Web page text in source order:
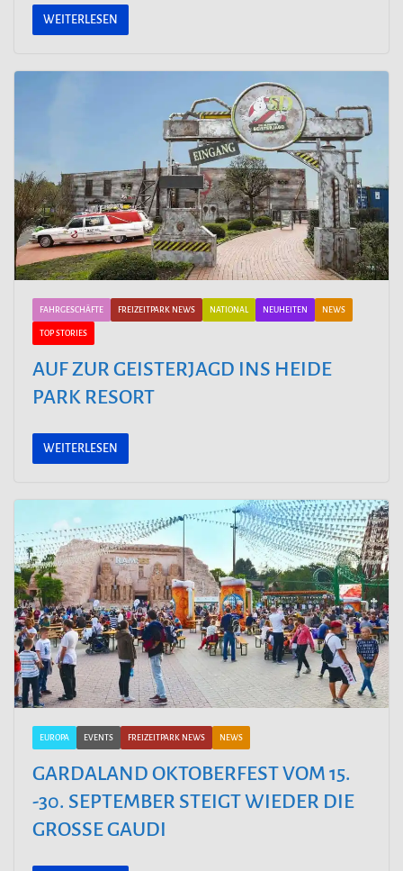
WEITERLESEN
FAHRGESCHÄFTE FREIZEITPARK NEWS NATIONAL NEUHEITEN NEWS
TOP STORIES
AUF ZUR GEISTERJAGD INS HEIDE
PARK RESORT
WEITERLESEN
EUROPA EVENTS FREIZEITPARK NEWS NEWS
GARDALAND OKTOBERFEST VOM 15.
-30. SEPTEMBER STEIGT WIEDER DIE
GROSSE GAUDI